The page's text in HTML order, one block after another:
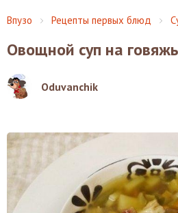
Впузо Рецепты первых блюд
Овощной суп на
Oduvanchik